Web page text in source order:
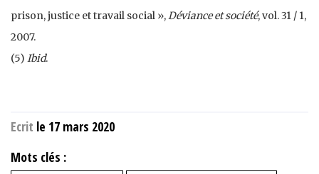
prison, justice et travail social », Déviance et société, vol. 31 / 1,
2007.
(5) Ibid.
Ecrit le 17 mars 2020
Mots clés :